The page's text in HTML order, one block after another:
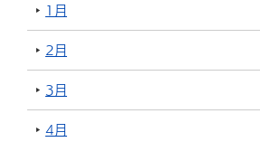
1月
2月
3月
4月